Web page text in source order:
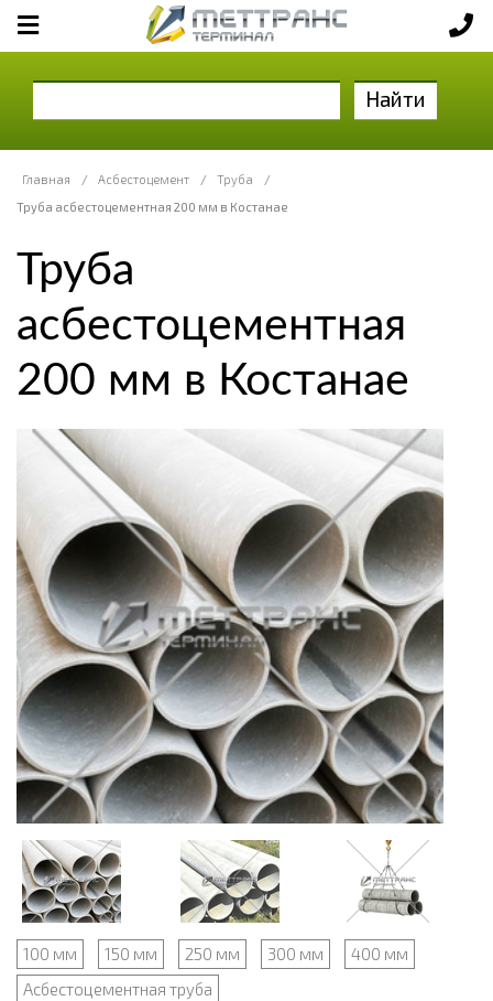
Найти
Главная / Асбестоцемент / Труба
/
Труба асбестоцементная 200 мм в Костанае
Труба
асбестоцементная
200 мм в Костанае
100 мм 150 мм 250 мм 300 мм
400 мм
Асбестоцементная труба